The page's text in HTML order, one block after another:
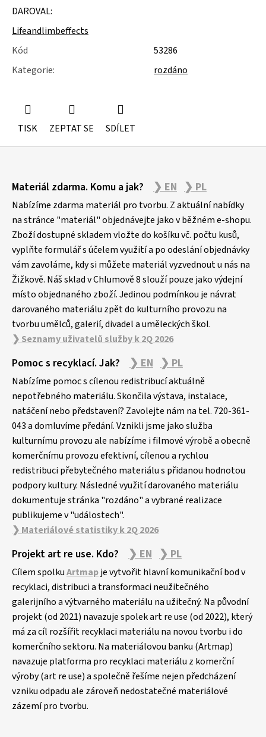
DAROVAL:
Lifeandlimbeffects
Kód
53286
Kategorie: rozdáno
TISK ZEPTAT SE SDÍLET
MOLITAN
Z
TOVARNY
NA
MATRACE
Materiál zdarma. Komu a jak? ❯ EN ❯ PL
Nabízíme zdarma materiál pro tvorbu. Z aktuální nabídky
na stránce "materiál" objednávejte jako v běžném e-shopu.
Zboží dostupné skladem vložte do košíku vč. počtu kusů,
vyplňte formulář s účelem využití a po odeslání objednávky
vám zavoláme, kdy si můžete materiál vyzvednout u nás na
Žižkově. Náš sklad v Chlumově 8 slouží pouze jako výdejní
místo objednaného zboží. Jedinou podmínkou je návrat
darovaného materiálu zpět do kulturního provozu na
tvorbu umělců, galerií, divadel a uměleckých škol.
❯ Seznamy uživatelů služby k 2Q 2026
Pomoc s recyklací. Jak? ❯ EN ❯ PL
Nabízíme pomoc s cílenou redistribucí aktuálně
nepotřebného materiálu. Skončila výstava, instalace,
natáčení nebo představení? Zavolejte nám na tel. 720-361-
043 a domluvíme předání. Vznikli jsme jako služba
kulturnímu provozu ale nabízíme i filmové výrobě a obecně
komerčnímu provozu efektivní, cílenou a rychlou
redistribuci přebytečného materiálu s přidanou hodnotou
podpory kultury. Následné využití darovaného materiálu
dokumentuje stránka "rozdáno" a vybrané realizace
publikujeme v "událostech".
❯ Materiálové statistiky k 2Q 2026
Projekt art re use. Kdo? ❯ EN ❯ PL
Cílem spolkuArtmapje vytvořit hlavní komunikační bod v
recyklaci, distribuci a transformaci neužitečného
galerijního a výtvarného materiálu na užitečný. Na původní
projekt (od 2021) navazuje spolek art re use (od 2022), který
má za cíl rozšířit recyklaci materiálu na novou tvorbu i do
komerčního sektoru. Na materiálovou banku (Artmap)
navazuje platforma pro recyklaci materiálu z komerční
výroby (art re use) a společně řešíme nejen předcházení
vzniku odpadu ale zároveň nedostatečné materiálové
zázemí pro tvorbu.